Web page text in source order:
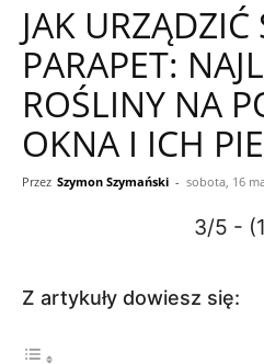
JAK
PARAPET:
ROŚLINY NA
OKNA I ICH
Przez Szymon Szymański - sobota, 16
3/5 -
Z artykuły dowiesz się: